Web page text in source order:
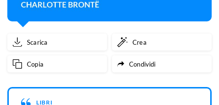
Scarica Crea
Copia Condividi
LIBRI